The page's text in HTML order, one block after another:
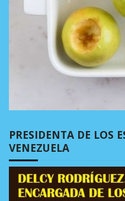
PRESIDENTA DE LOS
VENEZUELA